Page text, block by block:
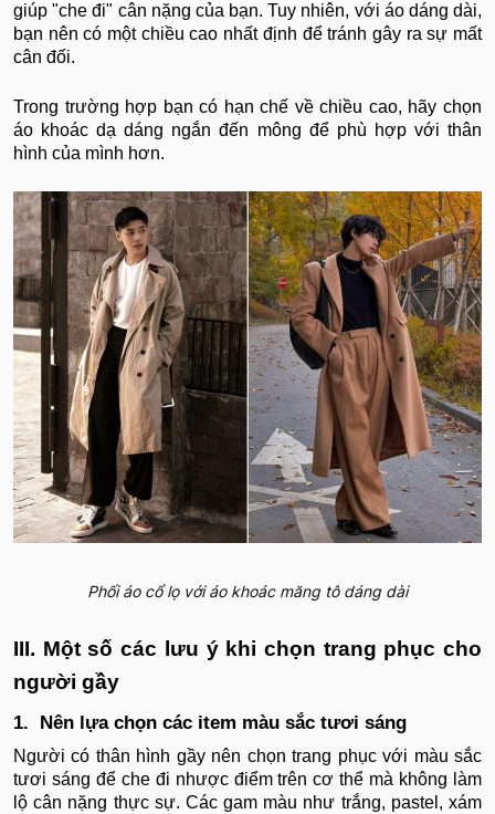
giúp "che đi" cân nặng của bạn. Tuy nhiên, với áo dáng dài,
bạn nên có một chiều cao nhất định để tránh gây ra sự mất
cân đối.
Trong trường hợp bạn có hạn chế về chiều cao, hãy chọn
áo khoác dạ dáng ngắn đến mông để phù hợp với thân
hình của mình hơn.
Phối áo cổ lọ với áo khoác măng tô dáng dài
III. Một số các lưu ý khi chọn trang phục cho
người gầy
1. Nên lựa chọn các item màu sắc tươi sáng
Người có thân hình gầy nên chọn trang phục với màu sắc
tươi sáng để che đi nhược điểm trên cơ thể mà không làm
lộ cân nặng thực sự. Các gam màu như trắng, pastel, xám